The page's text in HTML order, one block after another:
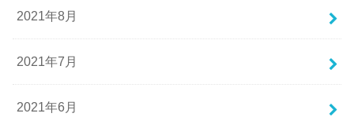
2021年8月
2021年7月
2021年6月